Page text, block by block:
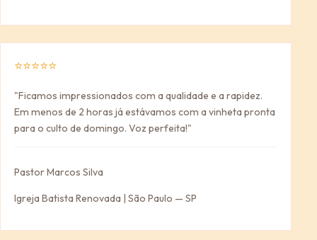
⭐⭐⭐⭐⭐
"Ficamos impressionados com a qualidade e a rapidez.
Em menos de 2 horas já estávamos com a vinheta pronta
para o culto de domingo. Voz perfeita!"
Pastor Marcos Silva
Igreja Batista Renovada | São Paulo — SP